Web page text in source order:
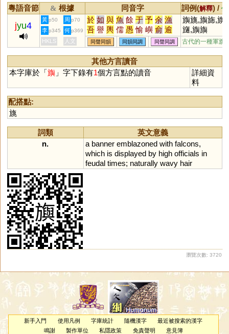
粵語音節 & 根據 同音字 詞例(解釋) /
jyu4
黃 p50 周 p70 於 如 與 魚 餘 于 予 余 漁
吾 譽 輿 儒 愚 愉 嶼 俞 逾
迂 娛 禺 榆 蠕 虞 渝 隅 圩
瑜 茹 庾 孺 嵎 盂 銣 揄 諛
腴 竽 歟 濡 喁 畬 臾 嚅 覦
璵 臑 艅 崳 繻 邘 歈 毹 狳
窬 萸 薷 襦 髃 蝓 雩
褕 帤 挐 舁 湡 袽 隃 牏 睮
羭 蕍 蕠 嬬 鴽 謣 鰅 轝 醹
鸆 齵 鸒 擩 堣 杅 楰 腢 媮
与 澞 侞 堬 雓 燸 歶 蒘 硢
釪 鮽 筎 螸 籅 曘 蝡
旟旐,旟旆,旟
旞,旟旟
李 p345 何 p369
HKLS 人文 同聲同韻 同韻同調 同聲同調 古代的一種軍旗
其他方言讀音
本字庫於「旟」字下錄有1個方言點的讀音
詳細資
料
配搭點:
旐
詞類
英文意義
n.
a banner emblazoned with falcons,
which is displayed by high officials in
feudal times; naturally wavy hair
瀏覽次數: 3720
新手入門 使用凡例 字庫統計 隨機漢字
最近被搜索的漢字
鳴謝
製作單位 私隱政策 免責聲明 意見簿